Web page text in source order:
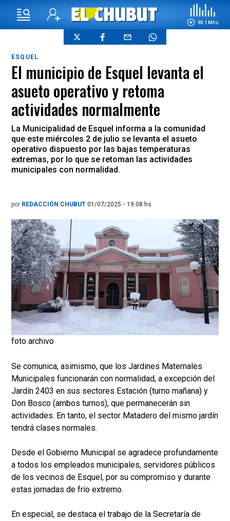
90.1 Mhz
ESQUEL
El municipio de Esquel levanta el
asueto operativo y retoma
actividades normalmente
La Municipalidad de Esquel informa a la comunidad
que este miércoles 2 de julio se levanta el asueto
operativo dispuesto por las bajas temperaturas
extremas, por lo que se retoman las actividades
municipales con normalidad.
por REDACCIÓN CHUBUT 01/07/2025 - 19.08.hs
foto archivo
Se comunica, asimismo, que los Jardines Maternales
Municipales funcionarán con normalidad, a excepción del
Jardín 2403 en sus sectores Estación (turno mañana) y
Don Bosco (ambos turnos), que permanecerán sin
actividades. En tanto, el sector Matadero del mismo jardín
tendrá clases normales.
Desde el Gobierno Municipal se agradece profundamente
a todos los empleados municipales, servidores públicos
de los vecinos de Esquel, por su compromiso y durante
estas jornadas de frío extremo.
En especial, se destaca el trabajo de la Secretaría de